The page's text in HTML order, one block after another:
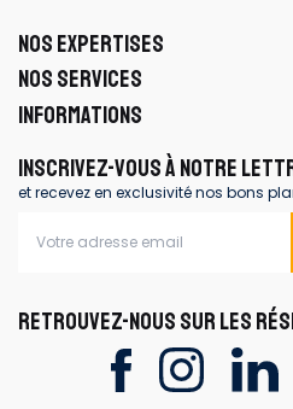
NOS EXPERTISES
NOS SERVICES
INFORMATIONS
INSCRIVEZ-VOUS À NOTRE
et recevez en exclusivité nos bons
RETROUVEZ-NOUS SUR LES